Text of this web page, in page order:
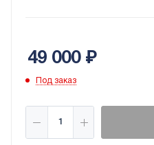
49 000₽
Под заказ